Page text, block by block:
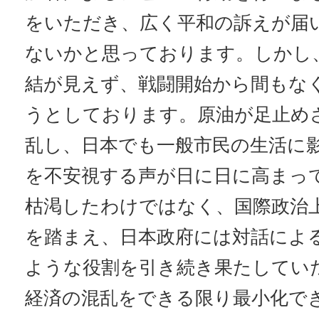
をいただき、広く平和の訴えが届
ないかと思っております。しかし
結が見えず、戦闘開始から間もな
うとしております。原油が足止め
乱し、日本でも一般市民の生活に
を不安視する声が日に日に高まっ
枯渇したわけではなく、国際政治
を踏まえ、日本政府には対話によ
ような役割を引き続き果たしてい
経済の混乱をできる限り最小化で